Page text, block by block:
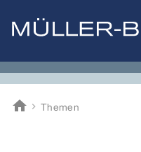
home
Müller-BBM
Themen